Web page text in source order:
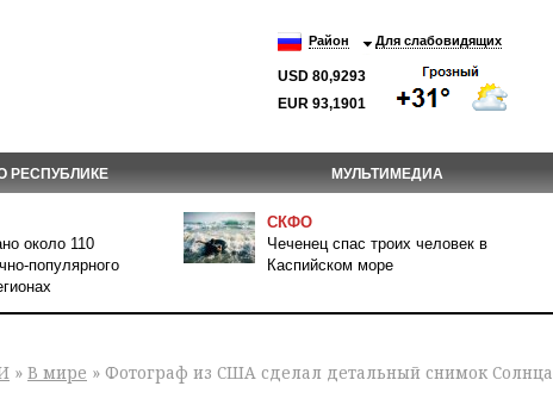
Район Для слабовидящих
USD 80,9293
EUR 93,1901
РЕСПУБЛИКЕ МУЛЬТИМЕДИА
около 110
популярного
СКФО
Чеченец спас троих человек в
Каспийском море
» В мире » Фотограф из США сделал детальный снимок Солнца